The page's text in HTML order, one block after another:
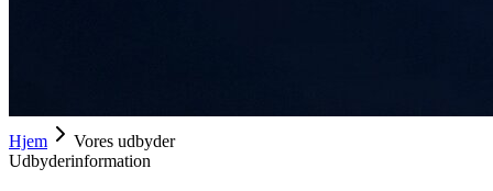
Hjem
Vores udbyder
Udbyderinformation